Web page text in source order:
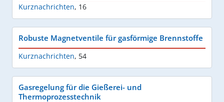
Kurznachrichten, 16
Robuste Magnetventile für gasförmige Brennstoffe
Kurznachrichten, 54
Gasregelung für die Gießerei- und
Thermoprozesstechnik